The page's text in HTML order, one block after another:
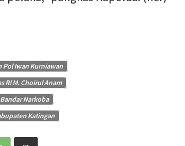
Pol Iwan Kurniawan
RI M. Choirul Anam
Narkoba
Katingan